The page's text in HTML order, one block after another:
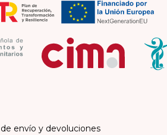
envío y devoluciones